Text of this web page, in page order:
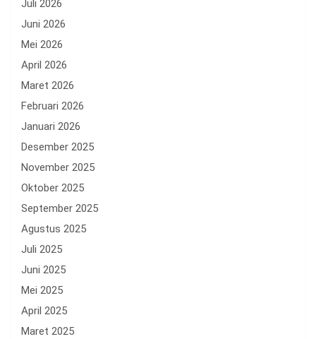
Juli 2026
Juni 2026
Mei 2026
April 2026
Maret 2026
Februari 2026
Januari 2026
Desember 2025
November 2025
Oktober 2025
September 2025
Agustus 2025
Juli 2025
Juni 2025
Mei 2025
April 2025
Maret 2025